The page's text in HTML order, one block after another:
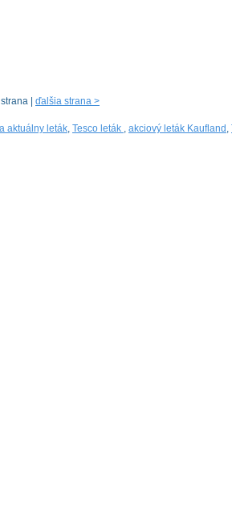
| ďalšia strana >
aktuálny leták, Tesco leták , akciový leták Kaufland ,